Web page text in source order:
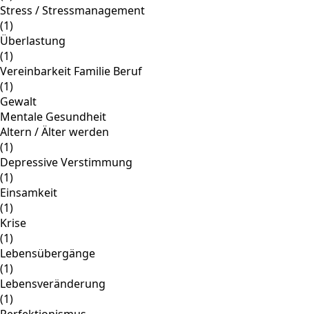
Stress / Stressmanagement
(1)
Überlastung
(1)
Vereinbarkeit Familie Beruf
(1)
Gewalt
Mentale Gesundheit
Altern / Älter werden
(1)
Depressive Verstimmung
(1)
Einsamkeit
(1)
Krise
(1)
Lebensübergänge
(1)
Lebensveränderung
(1)